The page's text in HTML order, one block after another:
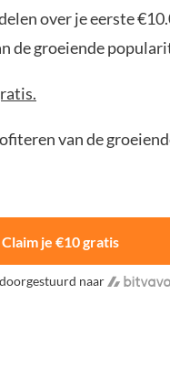
over je eerste
de groeiende
van de
Claim je €10 gratis
naar